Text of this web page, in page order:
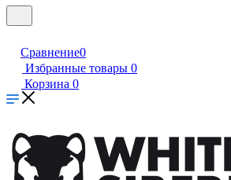
Сравнение0
Избранные товары 0
Корзина 0